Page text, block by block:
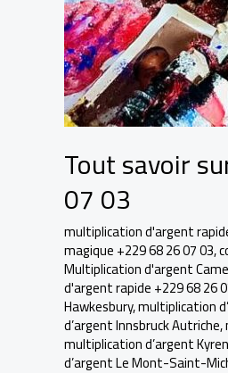
Tout savoir
07 03
multiplication d'argent
magique +229 68 26 07 03,
Multiplication d'argent
d'argent rapide +229 68 26
Hawkesbury,multiplication
d’argent Innsbruck Autriche,
multiplication d’argent
d’argent Le Mont-Saint-